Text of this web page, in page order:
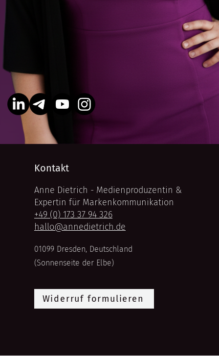
Kontakt
Anne Dietrich - Medienproduzentin &
Expertin für Markenkommunikation
+49 (0) 173 37 94 326
hallo@annedietrich.de
01099 Dresden, Deutschland
(Sonnenseite der Elbe)
Widerruf formulieren